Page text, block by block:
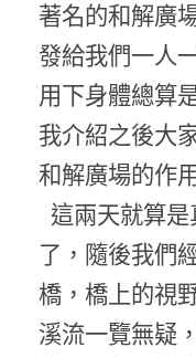
著名的和解廣
發給我們一人
用下身體總算
我介紹之後大
和解廣場的作
這兩天就算
了，隨後我們
橋，橋上的視
溪流一覽無疑